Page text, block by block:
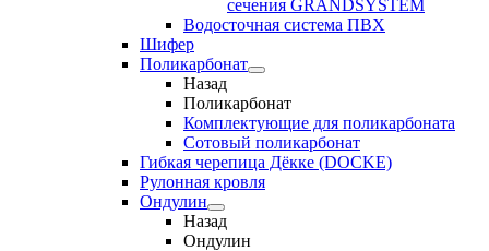
сечения GRANDSYSTEM
Водосточная система ПВХ
Шифер
Поликарбонат
Назад
Поликарбонат
Комплектующие для поликарбоната
Сотовый поликарбонат
Гибкая черепица Дёкке (DOCKE)
Рулонная кровля
Ондулин
Назад
Ондулин